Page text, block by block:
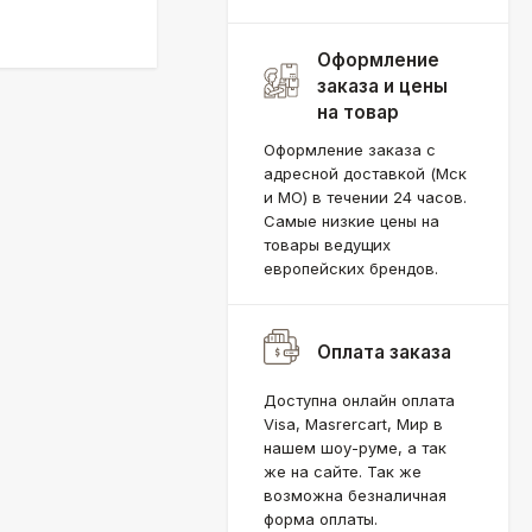
Оформление
заказа и цены
на товар
Оформление заказа с
адресной доставкой (Мск
и МО) в течении 24 часов.
Самые низкие цены на
товары ведущих
европейских брендов.
Оплата заказа
Доступна онлайн оплата
Visa, Masrercart, Мир в
нашем шоу-руме, а так
же на сайте. Так же
возможна безналичная
форма оплаты.